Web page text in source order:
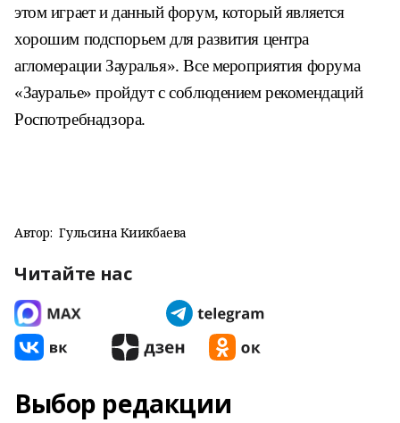
этом играет и данный форум, который является
хорошим подспорьем для развития центра
агломерации Зауралья». Все мероприятия форума
«Зауралье» пройдут с соблюдением рекомендаций
Роспотребнадзора.
Автор: Гульсина Киикбаева
Читайте нас
Выбор редакции